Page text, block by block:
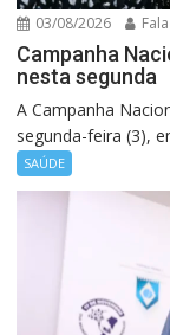
03/08/2026
Campanha
nesta segunda
A Campanha
segunda-feira (3),
SAÚDE